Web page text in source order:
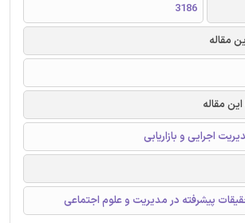
3186
مقاله
مقاله
اجرایی و بازاریابی
پیشرفته در مدیریت و علوم اجتماعی